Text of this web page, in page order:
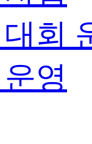
회
영